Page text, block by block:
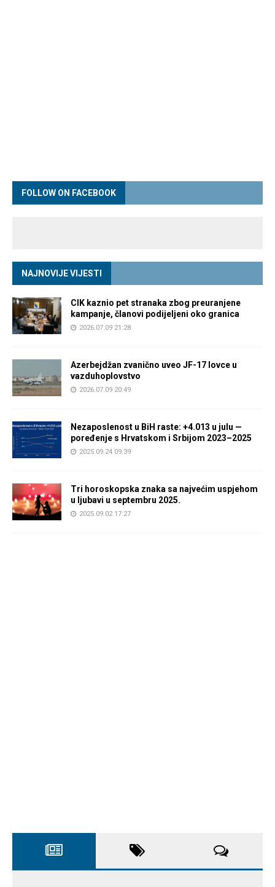
FOLLOW ON FACEBOOK
NAJNOVIJE VIJESTI
CIK kaznio pet stranaka zbog preuranjene
kampanje, članovi podijeljeni oko granica
2026.07.09 21:28
Azerbejdžan zvanično uveo JF-17 lovce u
vazduhoplovstvo
2026.07.09 20:49
Nezaposlenost u BiH raste: +4.013 u julu —
poređenje s Hrvatskom i Srbijom 2023–2025
2025.09.24 09:39
Tri horoskopska znaka sa najvećim uspjehom
u ljubavi u septembru 2025.
2025.09.02 17:27